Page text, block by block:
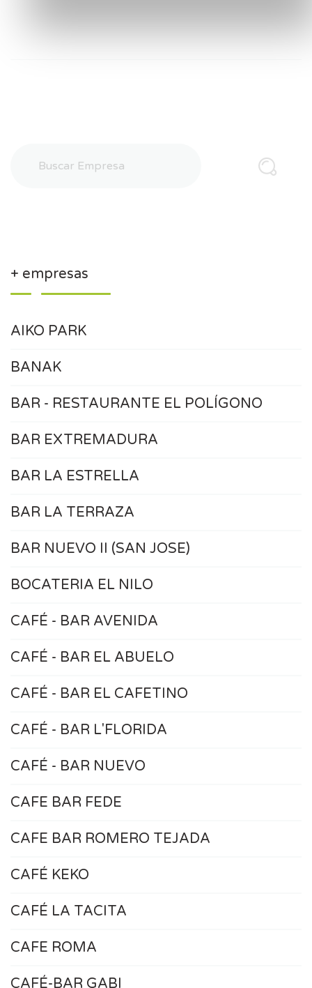
+ empresas
AIKO PARK
BANAK
BAR - RESTAURANTE EL POLÍGONO
BAR EXTREMADURA
BAR LA ESTRELLA
BAR LA TERRAZA
BAR NUEVO II (SAN JOSE)
BOCATERIA EL NILO
CAFÉ - BAR AVENIDA
CAFÉ - BAR EL ABUELO
CAFÉ - BAR EL CAFETINO
CAFÉ - BAR L'FLORIDA
CAFÉ - BAR NUEVO
CAFE BAR FEDE
CAFE BAR ROMERO TEJADA
CAFÉ KEKO
CAFÉ LA TACITA
CAFE ROMA
CAFÉ-BAR GABI